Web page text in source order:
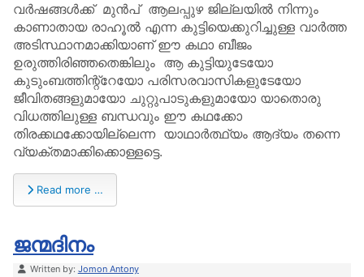
വർഷങ്ങൾക്ക് മുൻപ് ആലപ്പുഴ ജില്ലയിൽ നിന്നും
കാണാതായ രാഹൂൽ എന്ന കുട്ടിയെക്കുറിച്ചുള്ള വാർത്ത
അടിസ്ഥാനമാക്കിയാണ് ഈ കഥാ ബീജം
ഉരുത്തിരിഞ്ഞതെങ്കിലും ആ കുട്ടിയുടേയോ
കുടുംബത്തിന്റ്റേയോ പരിസരവാസികളുടേയോ
ജീവിതങ്ങളുമായോ ചുറ്റുപാടുകളുമായോ യാതൊരു
വിധത്തിലുള്ള ബന്ധവും ഈ കഥക്കോ
തിരക്കഥക്കോയില്ലെന്ന യാഥാർത്ഥ്യം ആദ്യം തന്നെ
വ്യക്തമാക്കിക്കൊള്ളട്ടെ.
Read more …
ജന്മദിനം
Details
Written by: Jomon Antony